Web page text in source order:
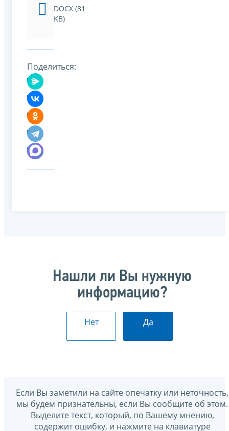
DOCX (81
KB)
Поделиться:
Нашли ли Вы нужную
информацию?
Нет Да
Если Вы заметили на сайте опечатку или неточность,
мы будем признательны, если Вы сообщите об этом.
Выделите текст, который, по Вашему мнению,
содержит ошибку, и нажмите на клавиатуре